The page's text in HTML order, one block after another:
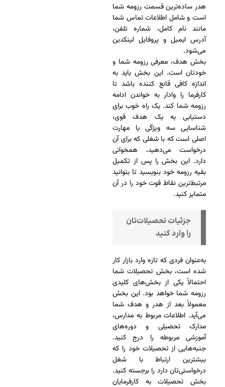
هدر ساده‌ترین قسمت رزومه شما
است و شامل اطلاعات تماس شما
مانند نام کامل، شماره تلفن،
آدرس ایمیل و پروفایل لینکدین
می‌شود.
بخش هدف، معرفی رزومه شما و
خودتان است. این بخش باید به
اندازه کافی قانع کننده باشد تا
کارفرما را وادار به خواندن ادامه
رزومه شما کند. یک راه خوب برای
دستیابی به یک هدف قوی،
شناسایی سه ویژگی یا مهارت
اصلی است که با شغلی که برای آن
درخواست می‌دهید، همخوانی
دارد. این بخش را پس از تکمیل
بقیه رزومه خود بنویسید تا بتوانید
مرتبط‌ترین نقاط قوت خود را در آن
متمایز کنید.
جزئیات تحصیلات‌تان
را وارد کنید
به‌عنوان فردی که تازه وارد بازار کار
شده است، بخش تحصیلات شما
احتمالاً یکی از بخش‌های کلیدی
رزومه شما خواهد بود. این بخش
معمولاً بعد از هدر و هدف شما
می‌آید. اطلاعات مربوط به مدارس،
مدارک تحصیلی و دوره‌های
آموزشی مربوطه را درج کنید.
جنبه‌هایی از تحصیلات خود را که
بیشترین ارتباط با شغل
درخواستی‌تان دارد را برجسته کنید.
بخش تحصیلات به کارفرمایان